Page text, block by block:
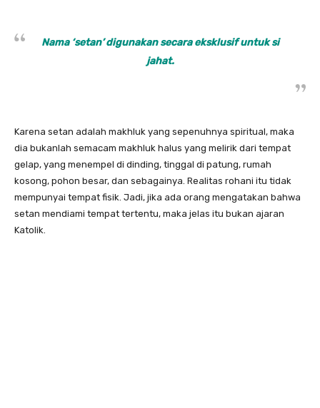
Nama ‘setan’ digunakan secara eksklusif untuk si
jahat.
Karena setan adalah makhluk yang sepenuhnya spiritual, maka
dia bukanlah semacam makhluk halus yang melirik dari tempat
gelap, yang menempel di dinding, tinggal di patung, rumah
kosong, pohon besar, dan sebagainya. Realitas rohani itu tidak
mempunyai tempat fisik. Jadi, jika ada orang mengatakan bahwa
setan mendiami tempat tertentu, maka jelas itu bukan ajaran
Katolik.